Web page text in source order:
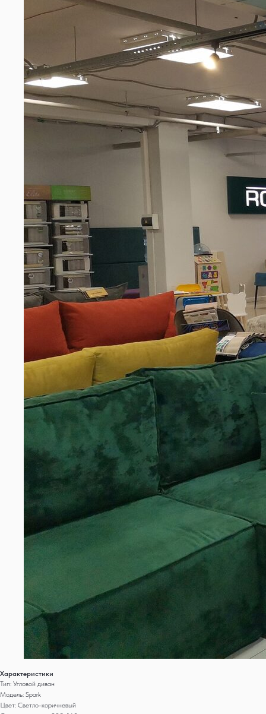
Характеристики
Тип: Угловой диван
Модель: Spark
Цвет: Светло-коричневый